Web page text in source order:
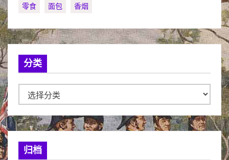
零食
面包 香烟
分类
类
归档